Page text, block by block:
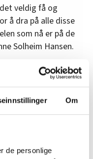
Om
de personlige
veldig få og
å dra på alle disse
som nå er på de
Solheim Hansen.
arktiske universitet,
høyskole i
Det er de som